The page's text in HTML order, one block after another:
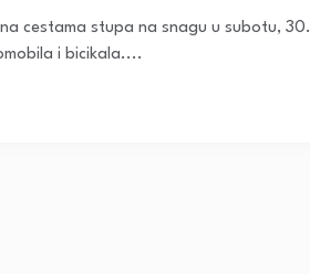
cestama stupa na snagu u subotu, 30.
i bicikala....